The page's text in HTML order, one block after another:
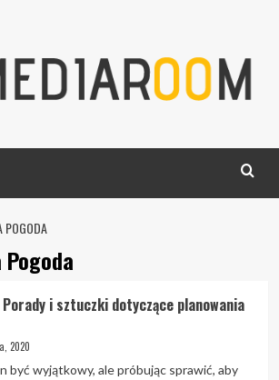
POGODA
Porady i sztuczki dotyczące planowania
2020
być wyjątkowy, ale próbując sprawić, aby